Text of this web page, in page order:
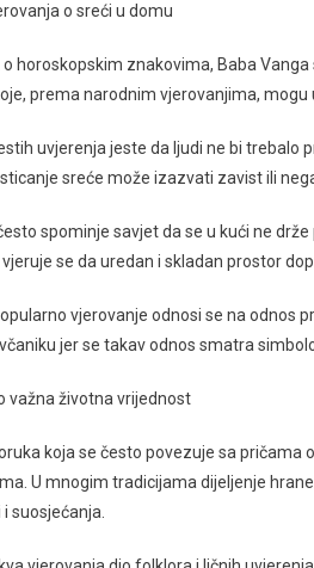
o sreći u domu
horoskopskim znakovima, Baba
prema narodnim vjerovanjima,
uvjerenja jeste da ljudi ne bi trebalo
sreće može izazvati zavist ili
spominje savjet da se u kući ne
se da uredan i skladan prostor
vjerovanje odnosi se na odnos
jer se takav odnos smatra
važna životna vrijednost
koja se često povezuje sa pričama
U mnogim tradicijama dijeljenje
suosjećanja.